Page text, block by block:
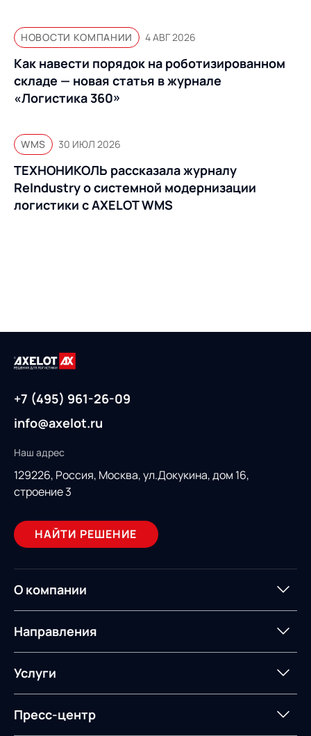
НОВОСТИ КОМПАНИИ 4 АВГ 2026
Как навести порядок на роботизированном
складе — новая статья в журнале
«Логистика 360»
WMS 30 ИЮЛ 2026
ТЕХНОНИКОЛЬ рассказала журналу
ReIndustry о системной модернизации
логистики с AXELOT WMS
+7 (495) 961-26-09
info@axelot.ru
Наш адрес
129226, Россия, Москва, ул.Докукина, дом 16,
строение 3
НАЙТИ РЕШЕНИЕ
О компании
О компании
ИТ-аккредитация
Импортозамещение
Направления
Управление цепями
поставок
Управление складами
Услуги
Логистический
консалтинг
Пресс-центр